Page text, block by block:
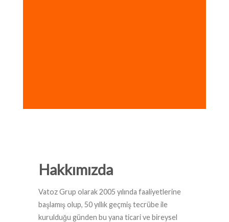
Hakkımızda
Vatoz Grup olarak 2005 yılında faaliyetlerine
başlamış olup, 50 yıllık geçmiş tecrübe ile
kurulduğu günden bu yana ticari ve bireysel